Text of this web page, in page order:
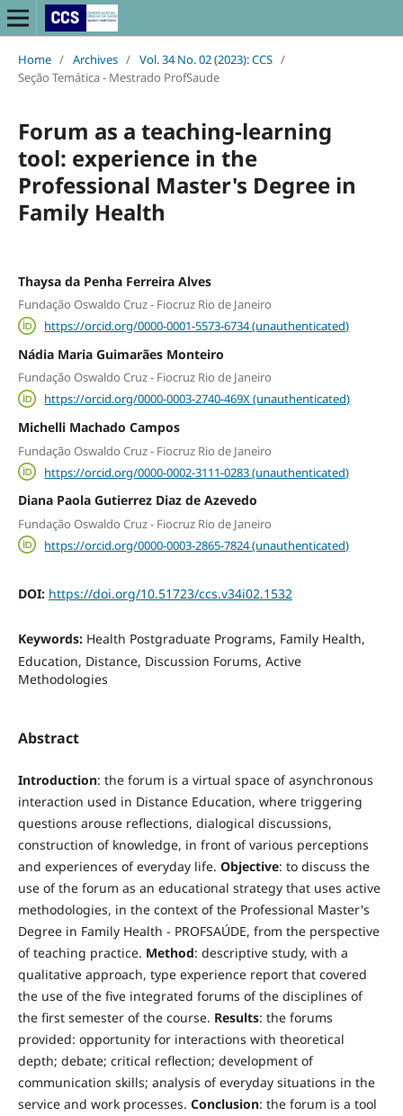
Home / Archives / Vol. 34 No. 02 (2023): CCS /
Seção Temática - Mestrado ProfSaude
Forum as a teaching-learning
tool: experience in the
Professional Master's Degree in
Family Health
Thaysa da Penha Ferreira Alves
Fundação Oswaldo Cruz - Fiocruz Rio de Janeiro
https://orcid.org/0000-0001-5573-6734 (unauthenticated)
Nádia Maria Guimarães Monteiro
Fundação Oswaldo Cruz - Fiocruz Rio de Janeiro
https://orcid.org/0000-0003-2740-469X (unauthenticated)
Michelli Machado Campos
Fundação Oswaldo Cruz - Fiocruz Rio de Janeiro
https://orcid.org/0000-0002-3111-0283 (unauthenticated)
Diana Paola Gutierrez Diaz de Azevedo
Fundação Oswaldo Cruz - Fiocruz Rio de Janeiro
https://orcid.org/0000-0003-2865-7824 (unauthenticated)
DOI: https://doi.org/10.51723/ccs.v34i02.1532
Keywords: Health Postgraduate Programs, Family Health,
Education, Distance, Discussion Forums, Active
Methodologies
Abstract
Introduction: the forum is a virtual space of asynchronous
interaction used in Distance Education, where triggering
questions arouse reflections, dialogical discussions,
construction of knowledge, in front of various perceptions
and experiences of everyday life. Objective: to discuss the
use of the forum as an educational strategy that uses active
methodologies, in the context of the Professional Master's
Degree in Family Health - PROFSAÚDE, from the perspective
of teaching practice. Method: descriptive study, with a
qualitative approach, type experience report that covered
the use of the five integrated forums of the disciplines of
the first semester of the course. Results: the forums
provided: opportunity for interactions with theoretical
depth; debate; critical reflection; development of
communication skills; analysis of everyday situations in the
service and work processes. Conclusion: the forum is a tool